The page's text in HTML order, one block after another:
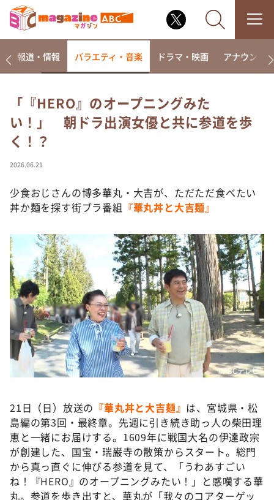
なるみ・岡村の過ぎるTV
相席食堂
これ余談なんですけど・・・
て真剣です
探偵！ナイトスクープ
news おかえり
河合＆A.B.C-Z塚田×福井アナ「なんでやねん！？」
（news おかえり）
DAIGOも台所 ～きょうの献立 何にする？～
本日はダイアンなり！シーズン２
朝だ！生です旅サラダ
教えて！ニュースライブ 正義のミカタ
ＬＩＦＥ～夢のカタチ～
ポツンと一軒家
ザキ山小屋本館
ぺこぱのまるスポ
アナ回覧板
報道・情報 バラエティ・音楽 ドラマ・映画 アナウンサー
「『HERO』のオープニングみた
い！」 朝ドラ出演女優と共に参道を歩
く！？
2026.06.21
少食おじさんの博多華丸・大吉が、ただただ食べたい
丼か麺を探す街ブラ番組 『華丸丼と大吉麺』
©️ABCテレビ
21日（日）放送の 『華丸丼と大吉麺』 は、宮城県・松
島編の第3回・最終章。先週に引き続き助っ人の柴田理
恵と一緒にお届けする。1609年に戦国大名の伊達政宗
が創建した、国宝・瑞巌寺の散策からスタート。総門
から真っ直ぐに伸びる参道を見て、「うわあすごい
ね！『HERO』のオープニングみたい！」と感嘆する華
丸。参道を歩き出すと、華丸が「我々のコアターゲッ